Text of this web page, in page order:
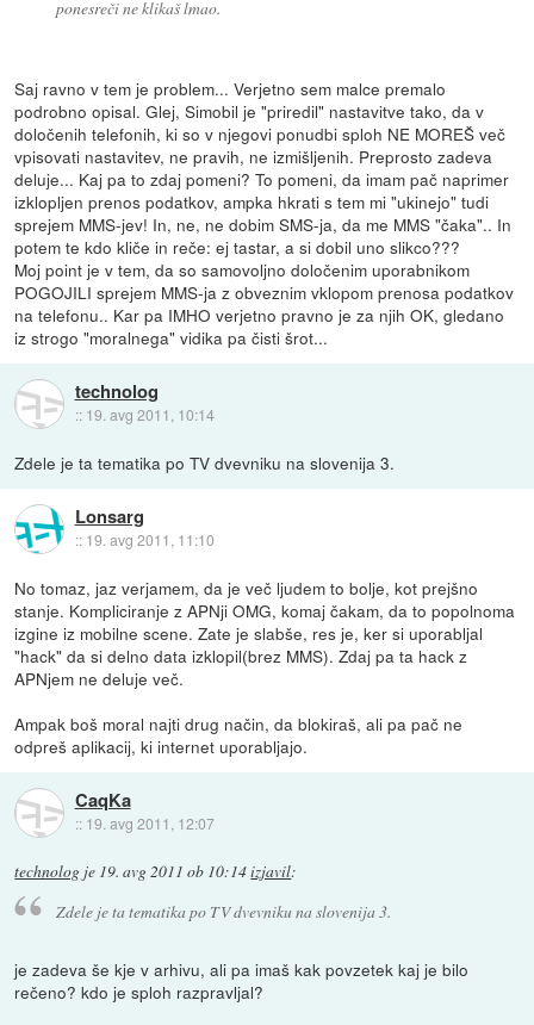
ponesreči ne klikaš lmao.
Saj ravno v tem je problem... Verjetno sem malce premalo
podrobno opisal. Glej, Simobil je "priredil" nastavitve tako, da v
določenih telefonih, ki so v njegovi ponudbi sploh NE MOREŠ več
vpisovati nastavitev, ne pravih, ne izmišljenih. Preprosto zadeva
deluje... Kaj pa to zdaj pomeni? To pomeni, da imam pač naprimer
izklopljen prenos podatkov, ampka hkrati s tem mi "ukinejo" tudi
sprejem MMS-jev! In, ne, ne dobim SMS-ja, da me MMS "čaka".. In
potem te kdo kliče in reče: ej tastar, a si dobil uno slikco???
Moj point je v tem, da so samovoljno določenim uporabnikom
POGOJILI sprejem MMS-ja z obveznim vklopom prenosa podatkov
na telefonu.. Kar pa IMHO verjetno pravno je za njih OK, gledano
iz strogo "moralnega" vidika pa čisti šrot...
technolog
:: 19. avg 2011, 10:14
Zdele je ta tematika po TV dvevniku na slovenija 3.
Lonsarg
:: 19. avg 2011, 11:10
No tomaz, jaz verjamem, da je več ljudem to bolje, kot prejšno
stanje. Kompliciranje z APNji OMG, komaj čakam, da to popolnoma
izgine iz mobilne scene. Zate je slabše, res je, ker si uporabljal
"hack" da si delno data izklopil(brez MMS). Zdaj pa ta hack z
APNjem ne deluje več.
Ampak boš moral najti drug način, da blokiraš, ali pa pač ne
odpreš aplikacij, ki internet uporabljajo.
CaqKa
:: 19. avg 2011, 12:07
technolog je 19. avg 2011 ob 10:14izjavil:
Zdele je ta tematika po TV dvevniku na slovenija 3.
je zadeva še kje v arhivu, ali pa imaš kak povzetek kaj je bilo
rečeno? kdo je sploh razpravljal?